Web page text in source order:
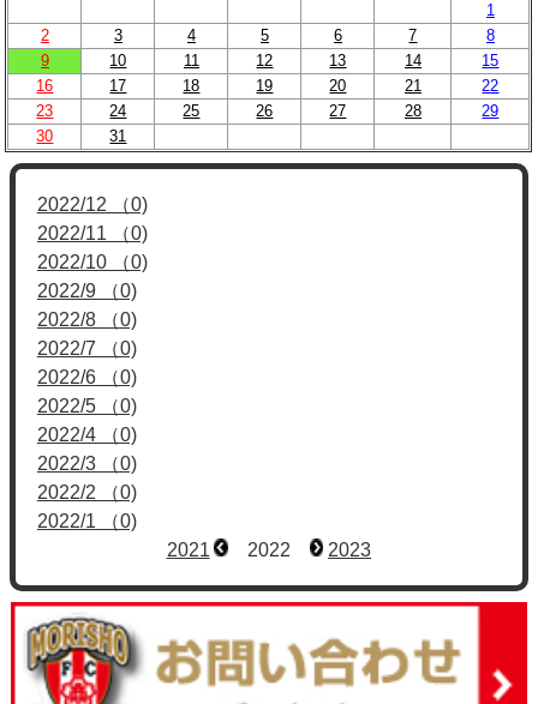
あすなろ会（父母会）
リンク
1
2
3 4 5 6 7
8
9
10 11 12 13 14
15
16
17 18 19 20 21
22
23
24 25 26 27 28
29
30
31
2022/12 （0)
2022/11 （0)
2022/10 （0)
2022/9 （0)
2022/8 （0)
2022/7 （0)
2022/6 （0)
2022/5 （0)
2022/4 （0)
2022/3 （0)
2022/2 （0)
2022/1 （0)
2021
2022 2023